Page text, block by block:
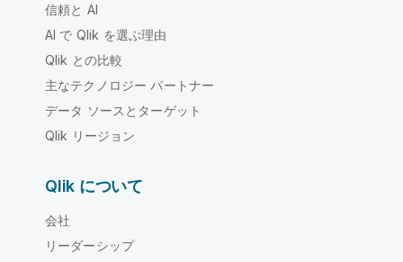
信頼と AI
AI で Qlik を選ぶ理由
Qlik との比較
主なテクノロジー パートナー
データ ソースとターゲット
Qlik リージョン
Qlik について
会社
リーダーシップ